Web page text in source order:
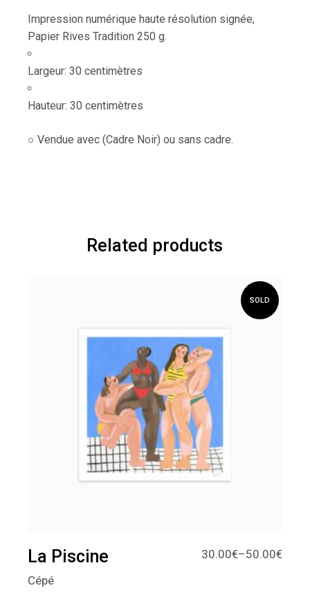
Impression numérique haute résolution signée,
Papier Rives Tradition 250 g.
Largeur: 30 centimètres
Hauteur: 30 centimètres
○ Vendue avec (Cadre Noir) ou sans cadre.
Related products
SOLD
La Piscine 30.00€–50.00€
Cépé